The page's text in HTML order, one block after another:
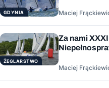
GDYNIA Maciej
ŻEGLARSTWO
Za nami
Maciej